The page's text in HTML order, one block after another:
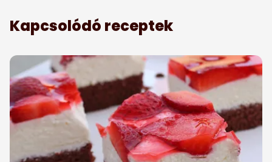
Kapcsolódó receptek